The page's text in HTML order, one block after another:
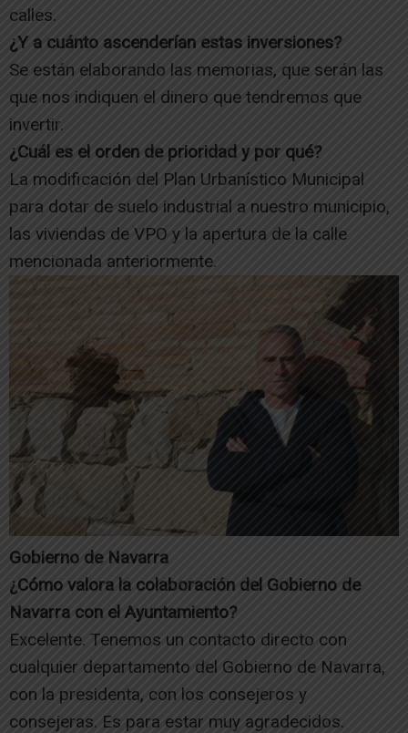
calles.
¿Y a cuánto ascenderían estas inversiones?
Se están elaborando las memorias, que serán las
que nos indiquen el dinero que tendremos que
invertir.
¿Cuál es el orden de prioridad y por qué?
La modificación del Plan Urbanístico Municipal
para dotar de suelo industrial a nuestro municipio,
las viviendas de VPO y la apertura de la calle
mencionada anteriormente.
Gobierno de Navarra
¿Cómo valora la colaboración del Gobierno de
Navarra con el Ayuntamiento?
Excelente. Tenemos un contacto directo con
cualquier departamento del Gobierno de Navarra,
con la presidenta, con los consejeros y
consejeras. Es para estar muy agradecidos.